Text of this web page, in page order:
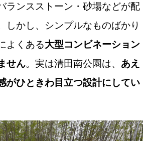
ランスストーン・砂場などが配
しかし、シンプルなものばかり
よくある大型コンビネーション
せん。実は清田南公園は、 あえ
がひときわ目立つ設計にしてい